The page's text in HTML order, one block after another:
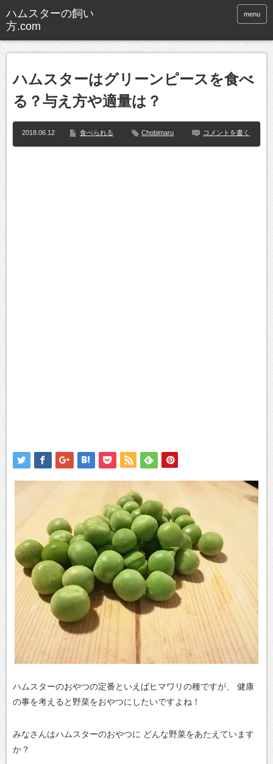
ハムスターの飼い
方.com
menu
ハムスターはグリーンピースを食べ
る？与え方や適量は？
2018.06.12 食べられる Chobimaru コメントを書く
ハムスターのおやつの定番といえばヒマワリの種ですが、
健康
の事を考えると野菜をおやつにしたいですよね！
みなさんはハムスターのおやつに どんな野菜をあたえています
か？